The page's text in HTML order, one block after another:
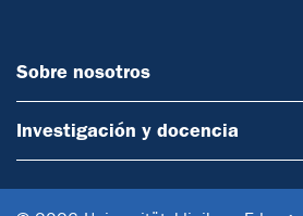
Sobre nosotros
Investigación y docencia